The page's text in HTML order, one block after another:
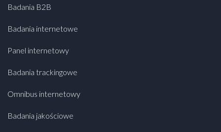
Badania B2B
Badania internetowe
Panel internetowy
Badania trackingowe
Omnibus internetowy
Badania jakościowe